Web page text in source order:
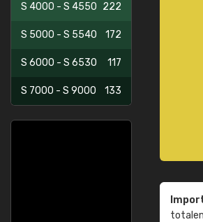
S 4000 - S 4550 222
S 5000 - S 5540 172
S 6000 - S 6530 117
S 7000 - S 9000 133